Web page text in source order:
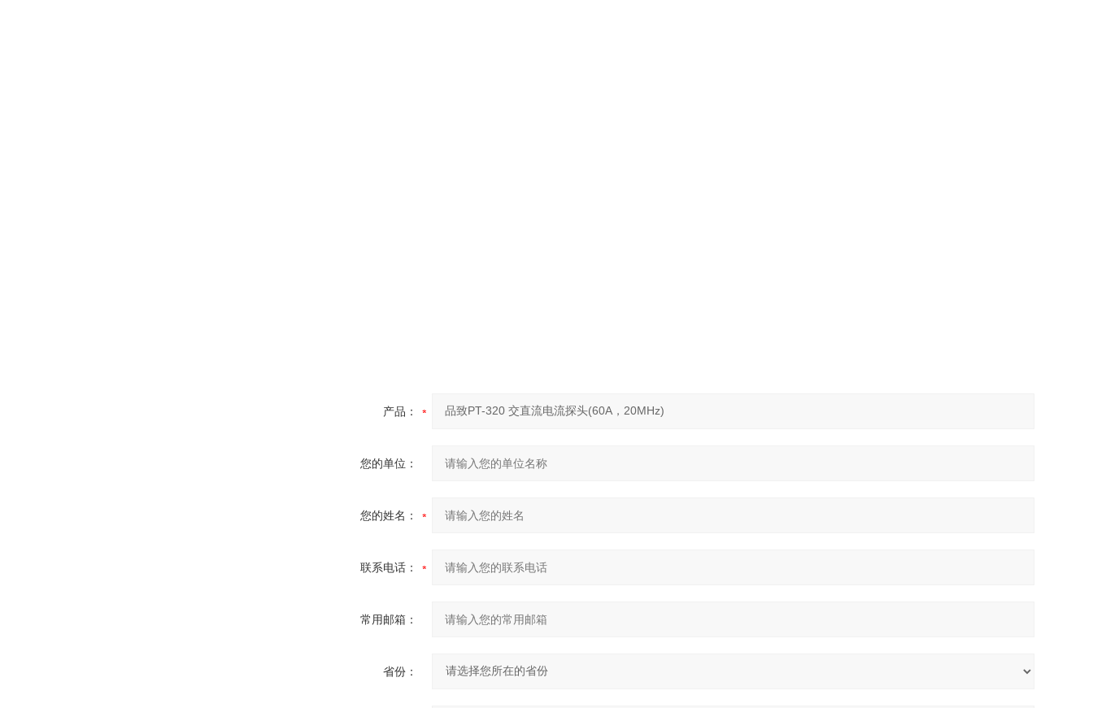
产品：
您的单位：
您的姓名：
联系电话：
常用邮箱：
省份：